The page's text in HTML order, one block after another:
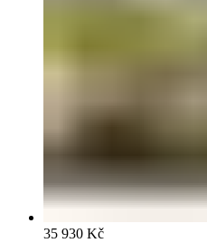
35 930 Kč